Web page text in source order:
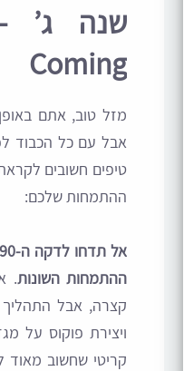
Coming
מזל טוב, אתם
אבל עם כל הכבוד
טיפים חשובים
ההתמחות שלכם:
ההתמחות השונות.
קצרה, אבל
ויצירת פוקוס על
קריטי שחשוב מאוד